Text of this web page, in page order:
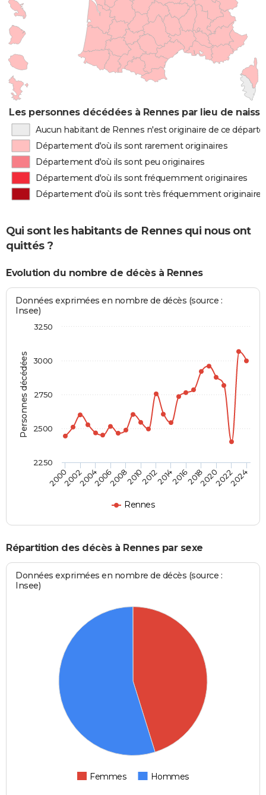
Les personnes décédées à Rennes par lieu de
Aucun habitant de Rennes n'est originaire de ce
Département d'où ils sont rarement originaires
Département d'où ils sont peu originaires
Département d'où ils sont fréquemment originaires
Département d'où ils sont très fréquemment originaires
Qui sont les habitants de Rennes qui nous ont
quittés ?
Evolution du nombre de décès à Rennes
Personnes décédées
Données exprimées en nombre de décès (source :
Insee)
Rennes
2000200220042006200820102012201420162018202020222024
3000
2250
2500
2750
3250
Répartition des décès à Rennes par sexe
Données exprimées en nombre de décès (source :
Insee)
Femmes Hommes